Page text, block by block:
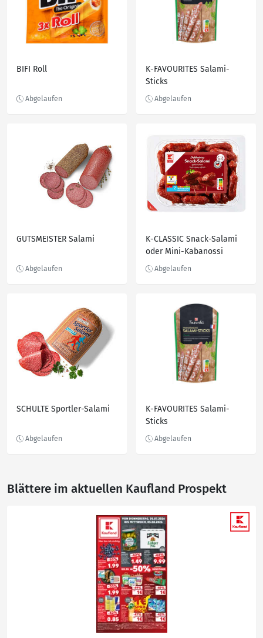
BIFI Roll
K-FAVOURITES Salami-
Sticks
GUTSMEISTER Salami
K-CLASSIC Snack-Salami
oder Mini-Kabanossi
SCHULTE Sportler-Salami
K-FAVOURITES Salami-
Sticks
Blättere im aktuellen Kaufland Prospekt